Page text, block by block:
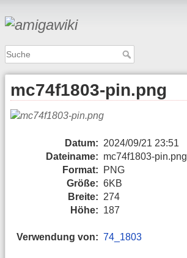
mc74f1803-pin.png
Datum: 2024/09/21 23:51
Dateiname: mc74f1803-pin.png
Format:
PNG
Größe: 6KB
Breite: 274
Höhe: 187
Verwendung von: 74_1803